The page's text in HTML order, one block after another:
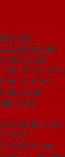
CHÁY
Chống Cháy
vân gỗ
Chống Cháy
Hàn Quốc
vân gỗ
gỗ 5D
ABS Hàn Quốc
HDF
HDF Veneer